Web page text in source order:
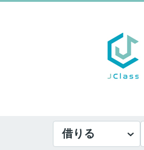
借りる